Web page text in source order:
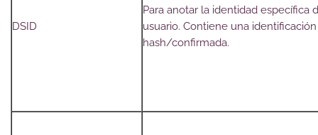
DSID
Para anotar la identidad específica
usuario. Contiene una
hash/confirmada.